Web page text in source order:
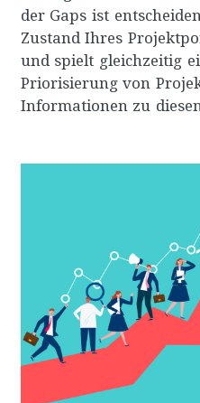
der Gaps ist
Zustand Ihres
und spielt gleichzeitig
Priorisierung von
Informationen zu